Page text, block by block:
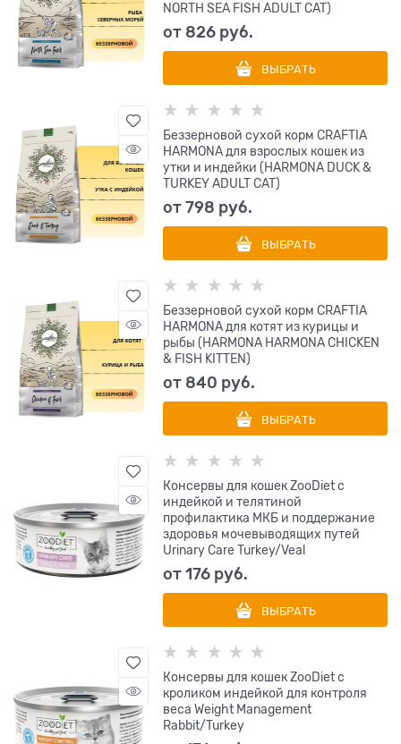
NORTH SEA FISH ADULT CAT)
от 826 руб.
ВЫБРАТЬ
Беззерновой сухой корм CRAFTIA
HARMONA для взрослых кошек из
утки и индейки (HARMONA DUCK &
TURKEY ADULT CAT)
от798 руб.
ВЫБРАТЬ
Беззерновой сухой корм CRAFTIA
HARMONA для котят из курицы и
рыбы (HARMONA HARMONA CHICKEN
& FISH KITTEN)
от 840 руб.
ВЫБРАТЬ
Консервы для кошек ZooDiet с
индейкой и телятиной
профилактика МКБ и поддержание
здоровья мочевыводящих путей
Urinary Care Turkey/Veal
от176 руб.
ВЫБРАТЬ
Консервы для кошек ZooDiet с
кроликом индейкой для контроля
веса Weight Management
Rabbit/Turkey